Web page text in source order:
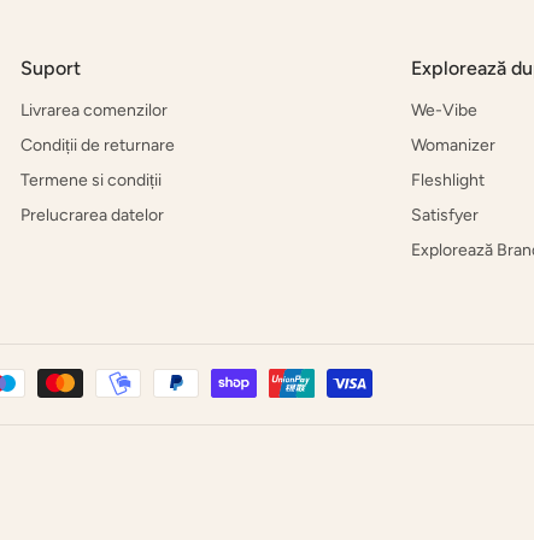
Suport
Livrarea comenzilor
Condiții de returnare
Termene si condiții
Prelucrarea datelor
Explorează
We-Vibe
Womanizer
Fleshlight
Satisfyer
Explorează